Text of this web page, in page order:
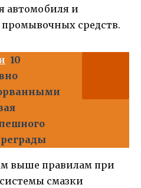
автомобиля и
средств.
10
выше правилам при
смазки